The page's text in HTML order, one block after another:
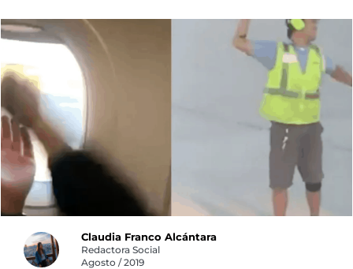
Claudia Franco Alcántara
Redactora Social
Agosto / 2019